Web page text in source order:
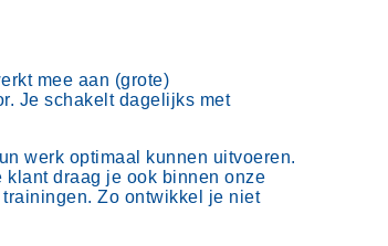
mee aan (grote)
Je schakelt dagelijks met
werk optimaal kunnen uitvoeren.
draag je ook binnen onze
Zo ontwikkel je niet